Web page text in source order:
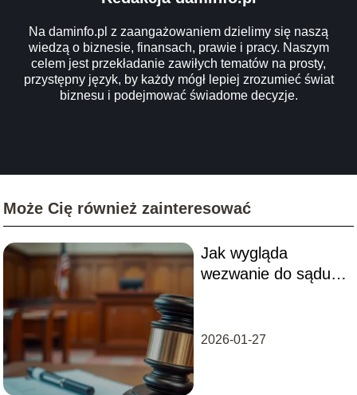
Na daminfo.pl z zaangażowaniem dzielimy się naszą
wiedzą o biznesie, finansach, prawie i pracy. Naszym
celem jest przekładanie zawiłych tematów na prosty,
przystępny język, by każdy mógł lepiej zrozumieć świat
biznesu i podejmować świadome decyzje.
Może Cię również zainteresować
Jak wygląda
wezwanie do sądu?
2026-01-27